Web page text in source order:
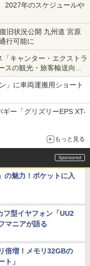
2027年のスケジュールや
旧状況公開 九州道 宮原
行可能に
キャンター・エクストラ
の観光・旅客輸送向け
」に車両運搬用ショート
ー「グリズリーEPS XT-
もっと見る
の魅力！ポケットに入
フ型イヤフォン「UU2
マニアが語る
倍増！メモリ32GBの
ト」